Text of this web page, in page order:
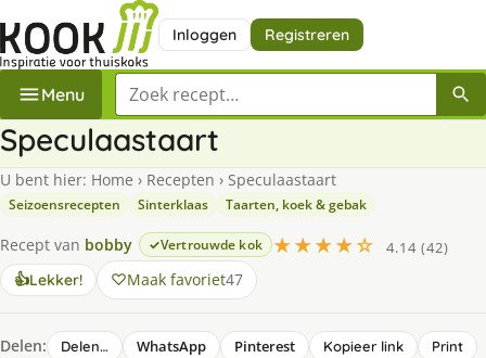
Inloggen Registreren
Menu Zoek een recept
Speculaastaart
U bent hier: Home › Recepten › Speculaastaart
Seizoensrecepten Sinterklaas Taarten, koek & gebak
Recept van bobby Vertrouwde kok ★★★★☆
4.14 (42)
👍Lekker! Maak favoriet47
Delen: Delen… WhatsApp Pinterest Kopieer link Print